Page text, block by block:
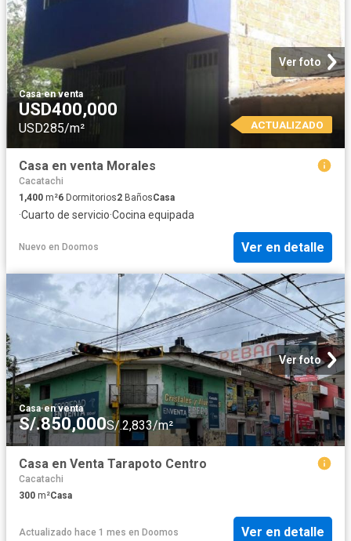
Ver foto
Casa·en venta
USD400,000
USD285/m² ACTUALIZADO
Casa en venta Morales
Cacatachi
1,400 m²6 Dormitorios2 BañosCasa
·Cuarto de servicio·Cocina equipada
Nuevo en Doomos Ver en detalle
Ver foto
Casa·en venta
S/.850,000S/.2,833/m²
Casa en Venta Tarapoto Centro
Cacatachi
300 m²Casa
Actualizado hace 1 mes en Doomos Ver en detalle